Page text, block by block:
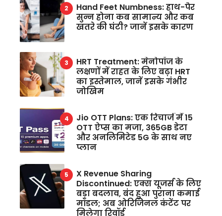
Hand Feet Numbness: हाथ-पैर
सुन्न होना कब सामान्य और कब
खतरे की घंटी? जानें इसके कारण
HRT Treatment: मेनोपॉज के
लक्षणों में राहत के लिए बढ़ा HRT
का इस्तेमाल, जानें इसके गंभीर
जोखिम
Jio OTT Plans: एक रिचार्ज में 15
OTT ऐप्स का मजा, 365GB डेटा
और अनलिमिटेड 5G के साथ नए
प्लान
X Revenue Sharing
Discontinued: एक्स यूजर्स के लिए
बड़ा बदलाव, बंद हुआ पुराना कमाई
मॉडल; अब ओरिजिनल कंटेंट पर
मिलेगा रिवॉर्ड